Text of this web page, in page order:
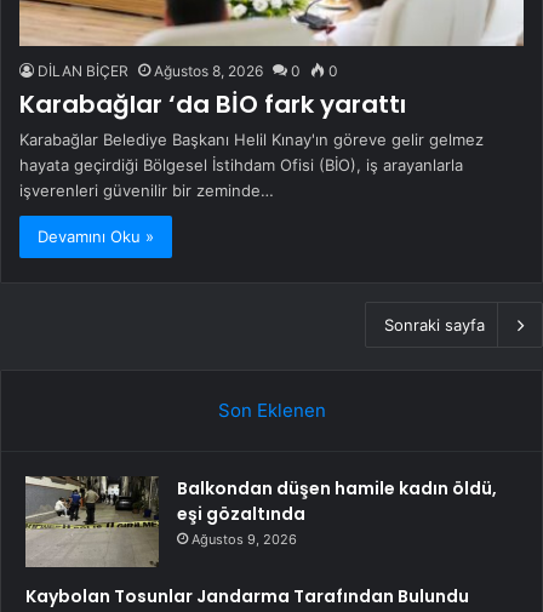
DİLAN BİÇER Ağustos 8, 2026 0 0
Karabağlar ‘da BİO fark yarattı
Karabağlar Belediye Başkanı Helil Kınay'ın göreve gelir gelmez
hayata geçirdiği Bölgesel İstihdam Ofisi (BİO), iş arayanlarla
işverenleri güvenilir bir zeminde…
Devamını Oku »
Sonraki sayfa
Son Eklenen
Balkondan düşen hamile kadın öldü,
eşi gözaltında
Ağustos 9, 2026
Kaybolan Tosunlar Jandarma Tarafından Bulundu